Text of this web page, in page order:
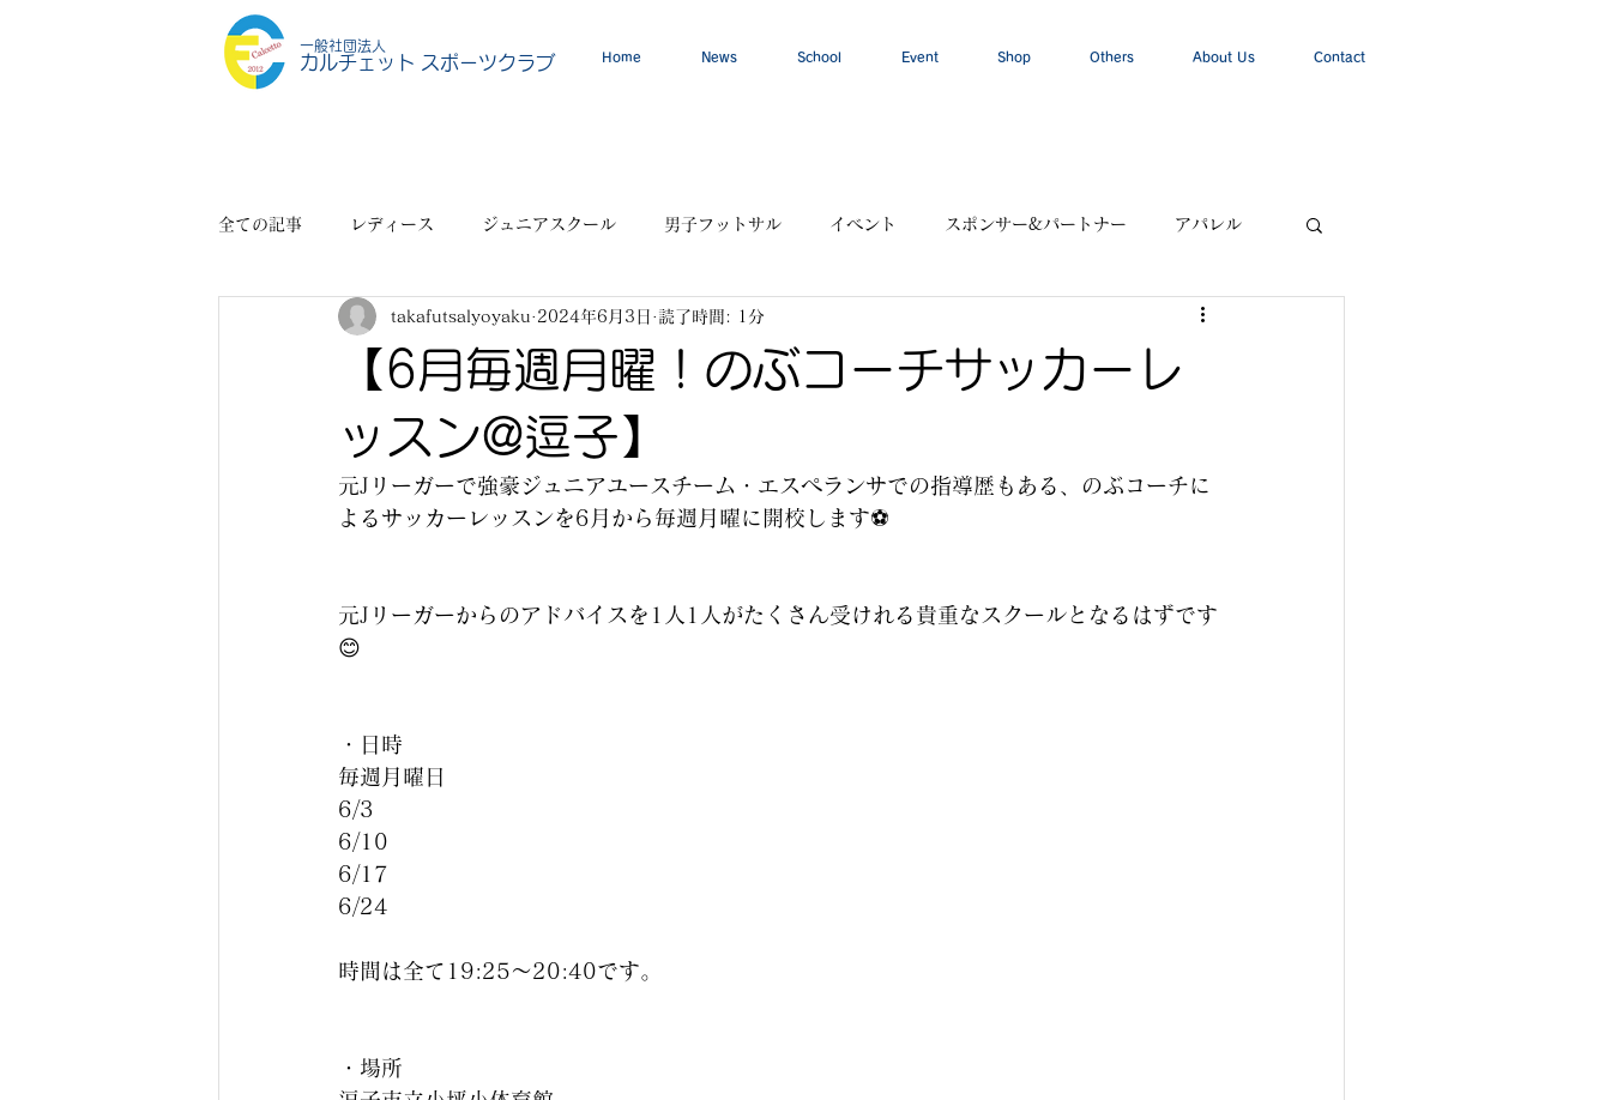
Home News School Event Shop Others About Us Contact
一般社団法人
カルチェット スポーツクラブ
全ての記事 レディース ジュニアスクール 男子フットサル イベント スポンサー&パートナー アパレル
スポーツショップ その他
【6月毎週月曜！のぶコーチサッカーレ
ッスン@逗子】
takafutsalyoyaku 2024年6月3日 読了時間: 1分
元Jリーガーで強豪ジュニアユースチーム・エスペランサでの指導歴もある、のぶコーチに
よるサッカーレッスンを6月から毎週月曜に開校します⚽️
元Jリーガーからのアドバイスを1人1人がたくさん受けれる貴重なスクールとなるはずです
😊
・日時
毎週月曜日
6/3
6/10
6/17
6/24
時間は全て19:25〜20:40です。
・場所